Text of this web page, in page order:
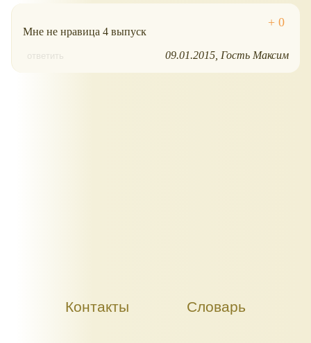
Мне не нравица 4 выпуск
ответить 09.01.2015 Гость Максим
Контакты Словарь